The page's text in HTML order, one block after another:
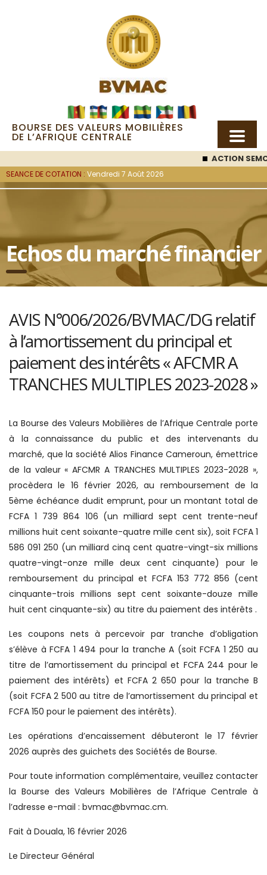
BOURSE DES VALEURS MOBILIÈRES
DE L’AFRIQUE CENTRALE
ACTION SEMC
SEANCE DE COTATION : Vendredi 7 Août 2026
Echos du marché financier
AVIS N°006/2026/BVMAC/DG relatif
à l’amortissement du principal et
paiement des intérêts « AFCMR A
TRANCHES MULTIPLES 2023-2028 »
La Bourse des Valeurs Mobilières de l’Afrique Centrale porte
à la connaissance du public et des intervenants du
marché, que la société Alios Finance Cameroun, émettrice
de la valeur « AFCMR A TRANCHES MULTIPLES 2023-2028 »,
procèdera le 16 février 2026, au remboursement de la
5ème échéance dudit emprunt, pour un montant total de
FCFA 1 739 864 106 (un milliard sept cent trente-neuf
millions huit cent soixante-quatre mille cent six), soit FCFA 1
586 091 250 (un milliard cinq cent quatre-vingt-six millions
quatre-vingt-onze mille deux cent cinquante) pour le
remboursement du principal et FCFA 153 772 856 (cent
cinquante-trois millions sept cent soixante-douze mille
huit cent cinquante-six) au titre du paiement des intérêts .
Les coupons nets à percevoir par tranche d’obligation
s’élève à FCFA 1 494 pour la tranche A (soit FCFA 1 250 au
titre de l’amortissement du principal et FCFA 244 pour le
paiement des intérêts) et FCFA 2 650 pour la tranche B
(soit FCFA 2 500 au titre de l’amortissement du principal et
FCFA 150 pour le paiement des intérêts).
Les opérations d’encaissement débuteront le 17 février
2026 auprès des guichets des Sociétés de Bourse.
Pour toute information complémentaire, veuillez contacter
la Bourse des Valeurs Mobilières de l’Afrique Centrale à
l’adresse e-mail : bvmac@bvmac.cm.
Fait à Douala, 16 février 2026
Le Directeur Général